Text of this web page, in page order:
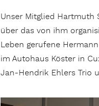
Unser Mitglied Hartmuth
über das von ihm
Leben gerufene
im Autohaus Köster in
Jan-Hendrik Ehlers Trio